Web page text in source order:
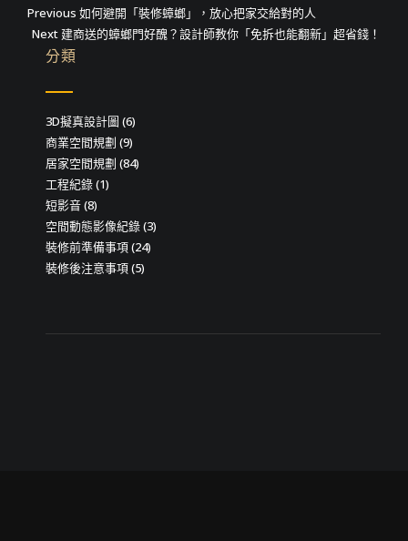
文
章
導
覽
Previous Previous
post:
如何避開「裝修蟑螂」，放心把家交給對的人
NextNext
post:
建商送的蟑螂門好醜？設計師教你「免拆也能翻新」超省錢！
分類
3D擬真設計圖 (6)
商業空間規劃 (9)
居家空間規劃 (84)
工程紀錄(1)
短影音(8)
空間動態影像紀錄(3)
裝修前準備事項(24)
裝修後注意事項(5)